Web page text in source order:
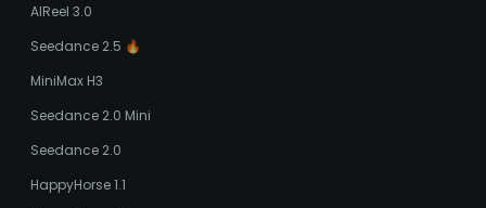
AIReel 3.0
Seedance 2.5 🔥
MiniMax H3
Seedance 2.0 Mini
Seedance 2.0
HappyHorse 1.1